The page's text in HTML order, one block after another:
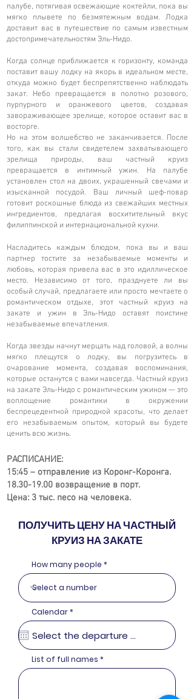
палубе, потягивая освежающие коктейли, пока вы
мягко плывете по безмятежным водам. Лодка
доставит вас в путешествие по самым известным
достопримечательностям Эль-Нидо.
Когда солнце приближается к горизонту, команда
поставит вашу лодку на якорь в идеальном месте,
откуда можно будет беспрепятственно наблюдать
закат. Небо превращается в полотно розового,
пурпурного и оранжевого цветов, создавая
завораживающее зрелище, которое оставит вас в
восторге.
Но на этом волшебство не заканчивается. После
того, как вы стали свидетелем захватывающего
зрелища природы, ваш частный круиз
превращается в интимный ужин. На палубе
установлен стол на двоих, украшенный свечами и
изысканной посудой. Ваш личный шеф-повар
готовит роскошные блюда из свежайших местных
ингредиентов, предлагая восхитительный вкус
филиппинской и интернациональной кухни.
Насладитесь каждым блюдом, пока вы и ваш
партнер тостите за незабываемые моменты и
любовь, которая привела вас в это идиллическое
место. Независимо от того, празднуете ли вы
особый случай, предлагаете или просто мечтаете о
романтическом отдыхе, этот частный круиз на
закате и ужин в Эль-Нидо оставят поистине
незабываемые впечатления.
Когда звезды начнут мерцать над головой, а волны
мягко плещутся о лодку, вы погрузитесь в
очарование момента, создавая воспоминания,
которые останутся с вами навсегда. Частный круиз
на закате Эль-Нидо с романтическим ужином — это
воплощение романтики в окружении
беспрецедентной природной красоты, что делает
его незабываемым опытом, который вы будете
ценить всю жизнь.
РАСПИСАНИЕ:
15:45 – отправление из Коронг-Коронга.
18.30-19.00 возвращение в порт.
Цена: 3 тыс. песо на человека.
ПОЛУЧИТЬ ЦЕНУ НА ЧАСТНЫЙ
КРУИЗ НА ЗАКАТЕ
How many people
Calendar*
e
u
i
r
d
List of full names